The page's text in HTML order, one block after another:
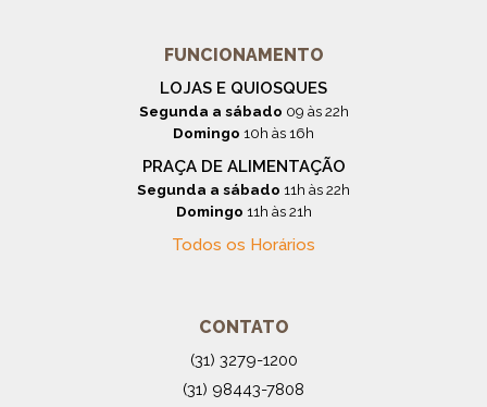
FUNCIONAMENTO
LOJAS E QUIOSQUES
Segunda a sábado 09 às 22h
Domingo 10h às 16h
PRAÇA DE ALIMENTAÇÃO
Segunda a sábado 11h às 22h
Domingo 11h às 21h
Todos os Horários
CONTATO
(31) 3279-1200
(31) 98443-7808